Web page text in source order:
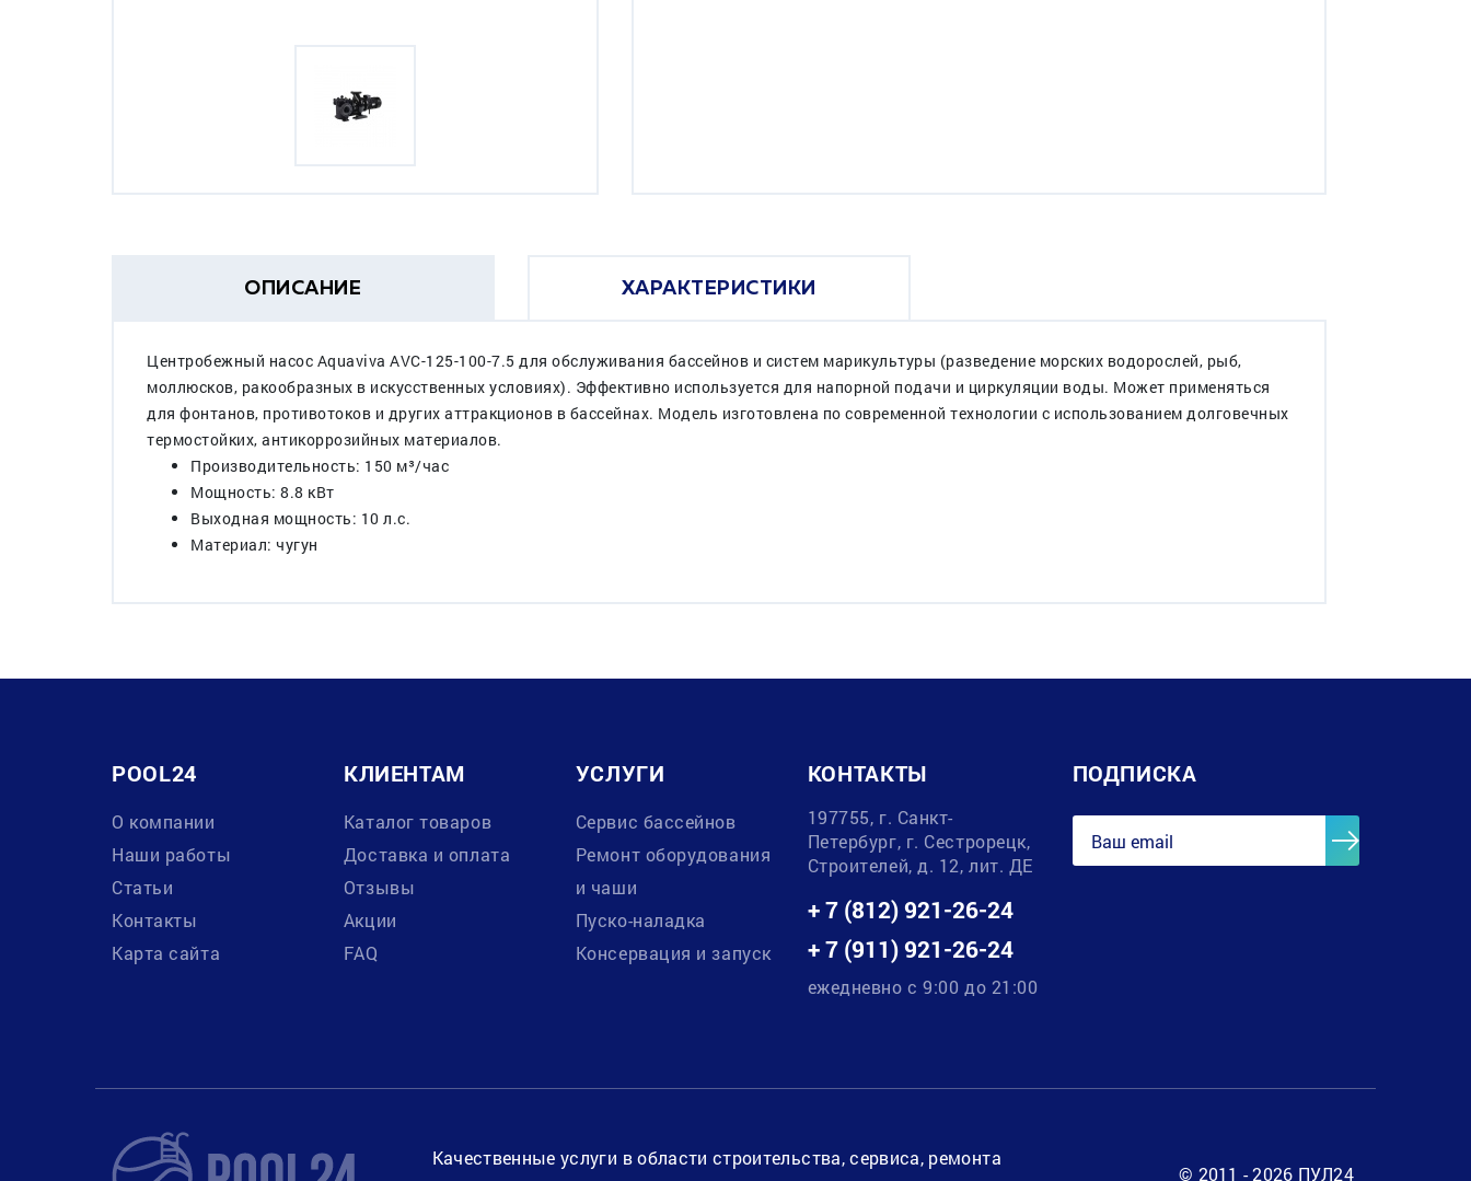
ОПИСАНИЕ ХАРАКТЕРИСТИКИ
Центробежный насос Aquaviva AVC-125-100-7.5 для обслуживания бассейнов и систем марикультуры (разведение морских водорослей, рыб,
моллюсков, ракообразных в искусственных условиях). Эффективно используется для напорной подачи и циркуляции воды. Может применяться
для фонтанов, противотоков и других аттракционов в бассейнах. Модель изготовлена по современной технологии с использованием долговечных
термостойких, антикоррозийных материалов.
Производительность: 150 м³/час
Мощность: 8.8 кВт
Выходная мощность: 10 л.с.
Материал: чугун
POOL24
О компании
Наши работы
Статьи
Контакты
Карта сайта
КЛИЕНТАМ
Каталог товаров
Доставка и оплата
Отзывы
Акции
FAQ
УСЛУГИ
Сервис бассейнов
Ремонт оборудования
и чаши
Пуско-наладка
Консервация и запуск
КОНТАКТЫ
197755, г. Санкт-
Петербург, г. Сестрорецк,
Строителей, д. 12, лит. ДЕ
+ 7 (812) 921-26-24
+ 7 (911) 921-26-24
ежедневно с 9:00 до 21:00
ПОДПИСКА
Качественные услуги в области строительства, сервиса, ремонта
© 2011 - 2026 ПУЛ24